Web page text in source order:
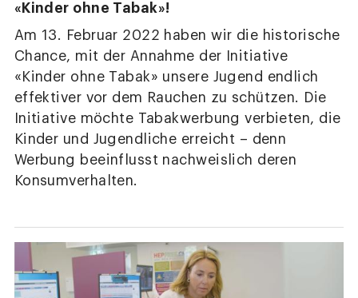
«Kinder ohne Tabak»!
Am 13. Februar 2022 haben wir die historische
Chance, mit der Annahme der Initiative
«Kinder ohne Tabak» unsere Jugend endlich
effektiver vor dem Rauchen zu schützen. Die
Initiative möchte Tabakwerbung verbieten, die
Kinder und Jugendliche erreicht – denn
Werbung beeinflusst nachweislich deren
Konsumverhalten.